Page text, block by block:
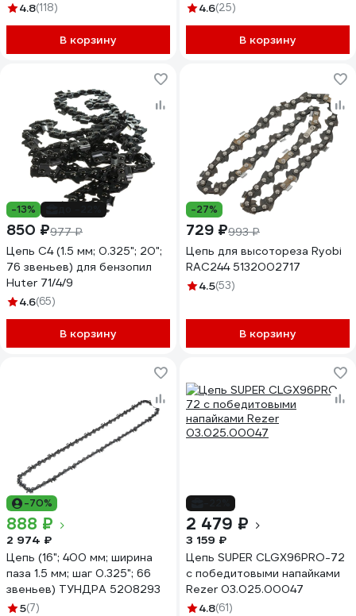
4.8(118)
В корзину
4.6(25)
В корзину
-13%
850 ₽977 ₽
Цепь С4 (1.5 мм; 0.325"; 20";
76 звеньев) для бензопил
Huter 71/4/9
4.6(65)
В корзину
-27%
729 ₽993 ₽
Цепь для высотореза Ryobi
RAC244 5132002717
4.5(53)
В корзину
-70%
888 ₽
2 974 ₽
Цепь (16"; 400 мм; ширина
паза 1.5 мм; шаг 0.325"; 66
звеньев) ТУНДРА 5208293
5(7)
2 479 ₽
3 159 ₽
Цепь SUPER CLGX96PRO-72
с победитовыми напайками
Rezer 03.025.00047
4.8(61)